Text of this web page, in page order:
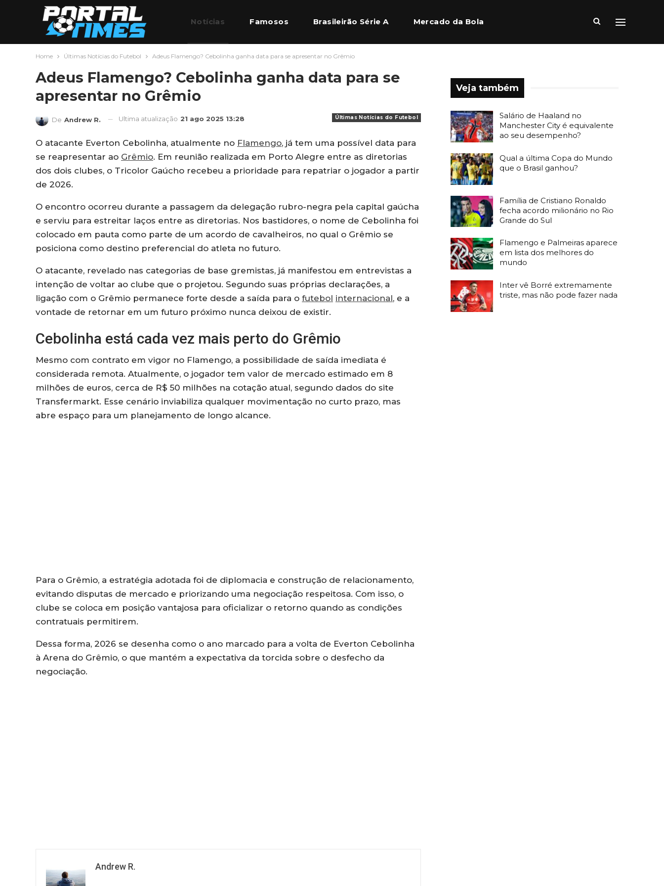
Notícias Famosos Brasileirão Série A Mercado da Bola
Home Últimas Notícias do Futebol Adeus Flamengo? Cebolinha ganha data para se apresentar no Grêmio
Adeus Flamengo? Cebolinha ganha data para se
apresentar no Grêmio
Últimas Notícias do Futebol
De Andrew R. Ultima atualização 21 ago 2025 13:28
O atacante Everton Cebolinha, atualmente no Flamengo, já tem uma possível data para
se reapresentar ao Grêmio. Em reunião realizada em Porto Alegre entre as diretorias
dos dois clubes, o Tricolor Gaúcho recebeu a prioridade para repatriar o jogador a partir
de 2026.
O encontro ocorreu durante a passagem da delegação rubro-negra pela capital gaúcha
e serviu para estreitar laços entre as diretorias. Nos bastidores, o nome de Cebolinha foi
colocado em pauta como parte de um acordo de cavalheiros, no qual o Grêmio se
posiciona como destino preferencial do atleta no futuro.
O atacante, revelado nas categorias de base gremistas, já manifestou em entrevistas a
intenção de voltar ao clube que o projetou. Segundo suas próprias declarações, a
ligação com o Grêmio permanece forte desde a saída para o futebol internacional, e a
vontade de retornar em um futuro próximo nunca deixou de existir.
Cebolinha está cada vez mais perto do Grêmio
Mesmo com contrato em vigor no Flamengo, a possibilidade de saída imediata é
considerada remota. Atualmente, o jogador tem valor de mercado estimado em 8
milhões de euros, cerca de R$ 50 milhões na cotação atual, segundo dados do site
Transfermarkt. Esse cenário inviabiliza qualquer movimentação no curto prazo, mas
abre espaço para um planejamento de longo alcance.
Para o Grêmio, a estratégia adotada foi de diplomacia e construção de relacionamento,
evitando disputas de mercado e priorizando uma negociação respeitosa. Com isso, o
clube se coloca em posição vantajosa para oficializar o retorno quando as condições
contratuais permitirem.
Dessa forma, 2026 se desenha como o ano marcado para a volta de Everton Cebolinha
à Arena do Grêmio, o que mantém a expectativa da torcida sobre o desfecho da
negociação.
Andrew R.
Veja também
Salário de Haaland no
Manchester City é equivalente
ao seu desempenho?
Qual a última Copa do Mundo
que o Brasil ganhou?
Família de Cristiano Ronaldo
fecha acordo milionário no Rio
Grande do Sul
Flamengo e Palmeiras aparece
em lista dos melhores do
mundo
Inter vê Borré extremamente
triste, mas não pode fazer nada